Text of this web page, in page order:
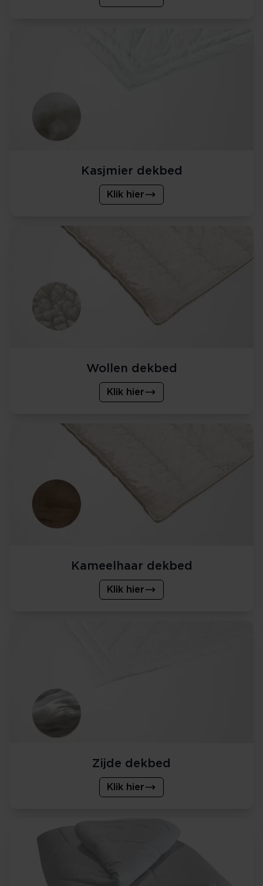
Kasjmier dekbed
Klik hier
Wollen dekbed
Klik hier
Kameelhaar dekbed
Klik hier
Zijde dekbed
Klik hier